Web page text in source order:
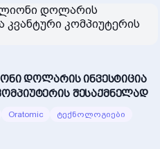
დოლარის ინვესტიცია
შესაქმნელად
Oratomic ტექნოლოგიები